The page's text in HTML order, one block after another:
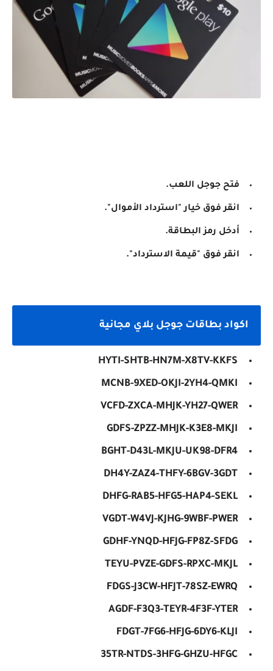
فتح جوجل اللعب.
انقر فوق خيار "استرداد الأموال".
أدخل رمز البطاقة.
انقر فوق "قيمة الاسترداد".
اكواد بطاقات جوجل بلاي مجانية
HYTI-SHTB-HN7M-X8TV-KKFS
MCNB-9XED-OKJI-2YH4-QMKI
VCFD-ZXCA-MHJK-YH27-QWER
GDFS-ZPZZ-MHJK-K3E8-MKJI
BGHT-D43L-MKJU-UK98-DFR4
DH4Y-ZAZ4-THFY-6BGV-3GDT
DHFG-RAB5-HFG5-HAP4-SEKL
VGDT-W4VJ-KJHG-9WBF-PWER
GDHF-YNQD-HFJG-FP8Z-SFDG
TEYU-PVZE-GDFS-RPXC-MKJL
FDGS-J3CW-HFJT-78SZ-EWRQ
AGDF-F3Q3-TEYR-4F3F-YTER
FDGT-7FG6-HFJG-6DY6-KLJI
35TR-NTDS-3HFG-GHZU-HFGC